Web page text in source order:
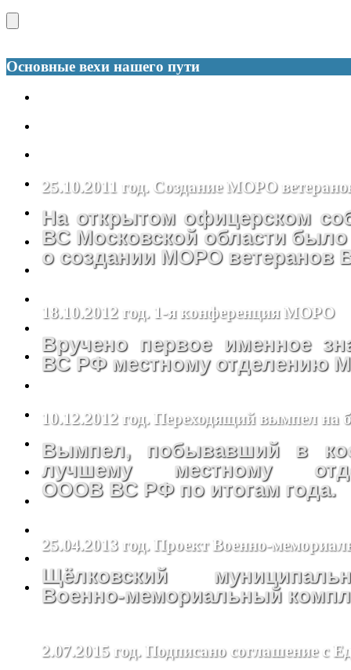
Основные вехи нашего пути
25.10.2011 год. Создание МОРО
На открытом офицерском
ВС Московской области
о создании МОРО ветеранов
18.10.2012 год. 1-я конференция МОРО
Вручено первое именное
ВС РФ местному отделению
10.12.2012 год. Переходящий вымпел
Вымпел, побывавший в
лучшему местному
ОООВ ВС РФ по итогам года.
25.04.2013 год. Проект Военно-
Щёлковский
Военно-мемориальный
2.07.2015 год. Подписано соглашение с